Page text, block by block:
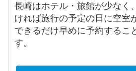
長崎はホテル・旅館が少なく
ければ旅行の予定の日に空室
できるだけ早めに予約するこ
す。